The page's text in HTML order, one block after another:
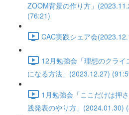
ZOOM背景の作り方」
(76:21)
CAC実践シェア会
12月勉強会「理想のクライ
になる方法」(2023.12.27)
1月勉強会「ここだけは押
践発表のやり方」(2024.01.30)